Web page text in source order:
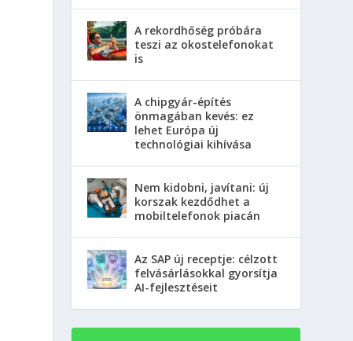
A rekordhőség próbára
teszi az okostelefonokat
is
A chipgyár-építés
önmagában kevés: ez
lehet Európa új
technológiai kihívása
Nem kidobni, javítani: új
korszak kezdődhet a
mobiltelefonok piacán
Az SAP új receptje: célzott
felvásárlásokkal gyorsítja
AI-fejlesztéseit